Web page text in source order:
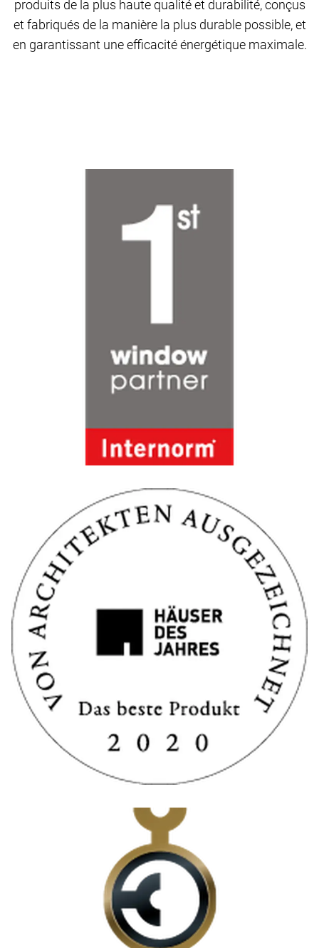
produits de la plus haute qualité et durabilité, conçus
et fabriqués de la manière la plus durable possible, et
en garantissant une efficacité énergétique maximale.